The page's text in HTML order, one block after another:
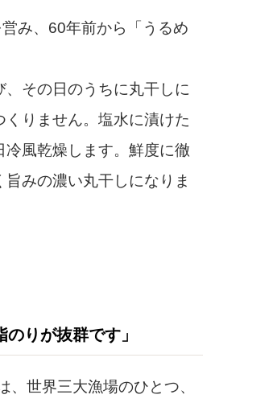
み、60年前から「うるめ
、その日のうちに丸干しに
りません。塩水に漬けた
風乾燥します。鮮度に徹
みの濃い丸干しになりま
りが抜群です」
世界三大漁場のひとつ、